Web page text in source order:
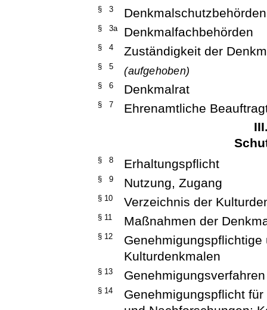
§ 3 Denkmalschutzbehörden
§ 3a Denkmalfachbehörden
§ 4 Zuständigkeit der
§ 5 (aufgehoben)
§ 6 Denkmalrat
§ 7
Ehrenamtliche
§ 8 Erhaltungspflicht
§ 9 Nutzung, Zugang
§ 10 Verzeichnis der
§ 11 Maßnahmen der
§ 12
Kulturdenkmalen
§ 13 Genehmigungsverfahren
§ 14
Genehmigungspflicht